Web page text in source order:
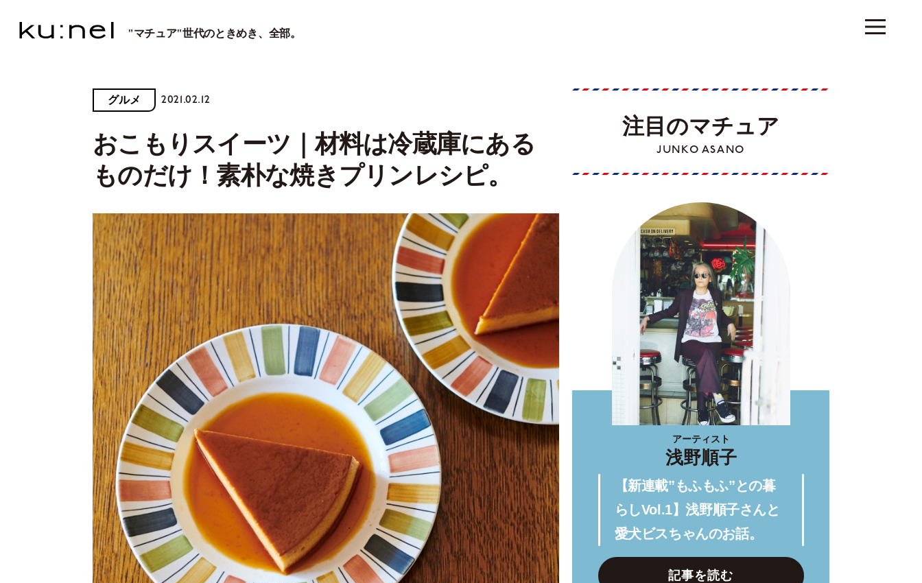
"マチュア"世代のときめき、全部。
グルメ 2021.02.12
おこもりスイーツ｜材料は冷蔵庫にある
ものだけ！素朴な焼きプリンレシピ。
注目のマチュア
JUNKO ASANO
アーティスト
浅野順子
【新連載”もふもふ”との暮
らしVol.1】浅野順子さんと
愛犬ビスちゃんのお話。
記事を読む